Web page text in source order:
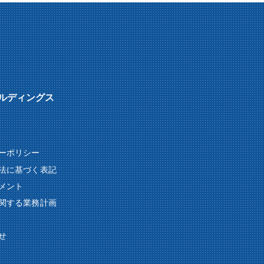
ディングス
ポリシー
に基づく表記
ント
する業務計画